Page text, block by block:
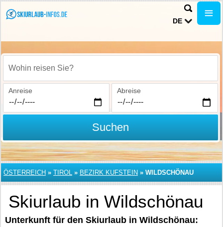
DE
Wohin reisen Sie?
Anreise Abreise
Suchen
ÖSTERREICH » TIROL » BEZIRK KUFSTEIN » WILDSCHÖNAU
Skiurlaub in Wildschönau
Unterkunft für den Skiurlaub in Wildschönau: